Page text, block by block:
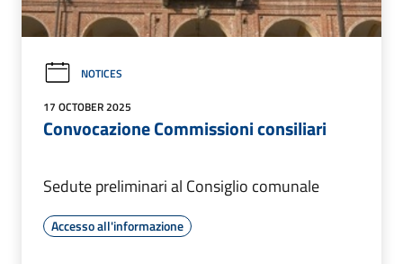
NOTICES
17 OCTOBER 2025
Convocazione Commissioni consiliari
Sedute preliminari al Consiglio comunale
Accesso all'informazione